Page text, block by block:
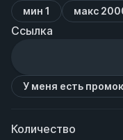
мин 1 макс
Ссылка
У меня есть
Количество